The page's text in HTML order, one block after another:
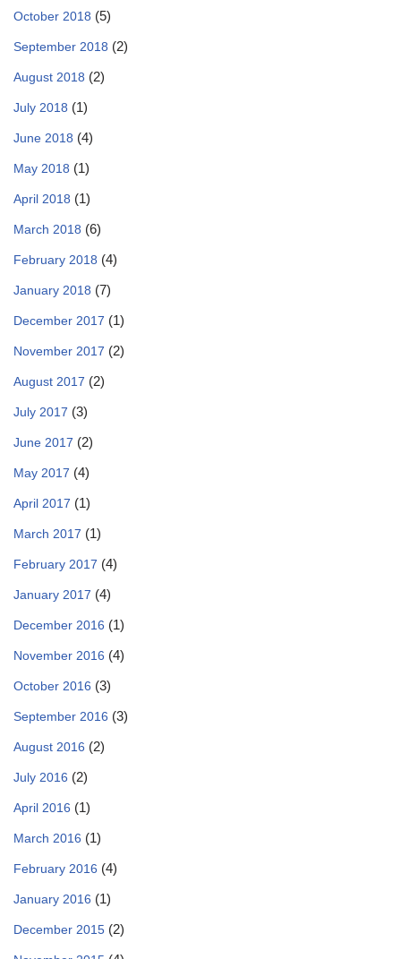
October 2018 (5)
September 2018 (2)
August 2018 (2)
July 2018 (1)
June 2018 (4)
May 2018 (1)
April 2018 (1)
March 2018 (6)
February 2018 (4)
January 2018 (7)
December 2017 (1)
November 2017 (2)
August 2017 (2)
July 2017 (3)
June 2017 (2)
May 2017 (4)
April 2017 (1)
March 2017 (1)
February 2017 (4)
January 2017 (4)
December 2016 (1)
November 2016 (4)
October 2016 (3)
September 2016 (3)
August 2016 (2)
July 2016 (2)
April 2016 (1)
March 2016 (1)
February 2016 (4)
January 2016 (1)
December 2015 (2)